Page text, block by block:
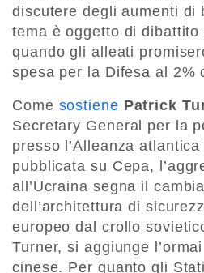
discutere degli aumenti di
tema è oggetto di dibattito
quando gli alleati
spesa per la Difesa al 2%
Come sostiene Patrick
Secretary General per la
presso l’Alleanza
pubblicata su Cepa,
all’Ucraina segna il
dell’architettura di
europeo dal crollo
Turner, si aggiunge
cinese. Per quanto gli